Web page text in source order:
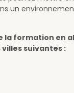
un
la formation en
suivantes :